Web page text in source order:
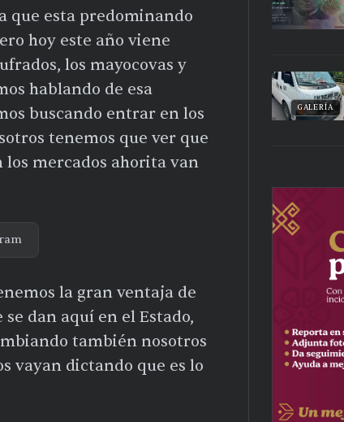
que esta predominando
hoy este año viene
los mayocovas y
hablando de esa
buscando entrar en los
tenemos que ver que
los mercados ahorita van
la gran ventaja de
dan aquí en el Estado,
también nosotros
vayan dictando que es lo
GALERÍA